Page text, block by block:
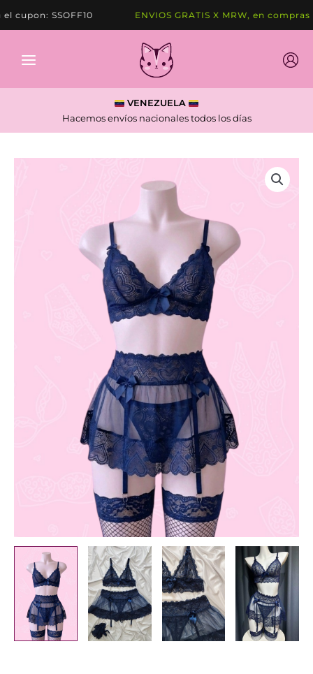
al
SSOFF10 ENVIOS GRATIS X MRW, en compras
VENEZUELA
Hacemos envíos nacionales todos los días